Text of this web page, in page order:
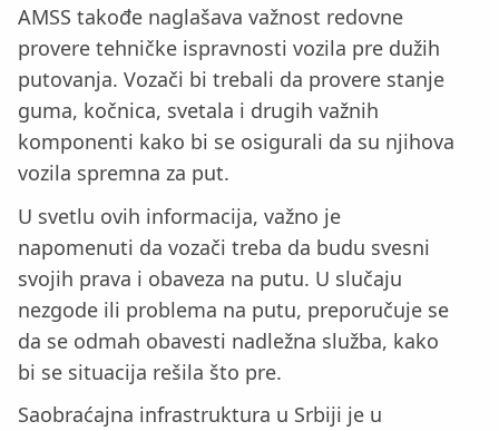
AMSS takođe naglašava važnost redovne
provere tehničke ispravnosti vozila pre dužih
putovanja. Vozači bi trebali da provere stanje
guma, kočnica, svetala i drugih važnih
komponenti kako bi se osigurali da su njihova
vozila spremna za put.
U svetlu ovih informacija, važno je
napomenuti da vozači treba da budu svesni
svojih prava i obaveza na putu. U slučaju
nezgode ili problema na putu, preporučuje se
da se odmah obavesti nadležna služba, kako
bi se situacija rešila što pre.
Saobraćajna infrastruktura u Srbiji je u